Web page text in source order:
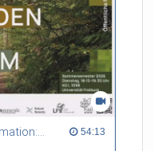
Between tradition and transformation: how owners, advisers and institutions co-create knowledge for resilient forests in Europe 54:13